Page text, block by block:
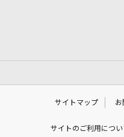
サイトマップ お
サイトのご利用につい